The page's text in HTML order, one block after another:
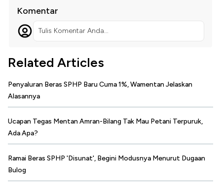
Komentar
Tulis Komentar Anda...
Related Articles
Penyaluran Beras SPHP Baru Cuma 1%, Wamentan Jelaskan
Alasannya
Ucapan Tegas Mentan Amran-Bilang Tak Mau Petani Terpuruk,
Ada Apa?
Ramai Beras SPHP 'Disunat', Begini Modusnya Menurut Dugaan
Bulog